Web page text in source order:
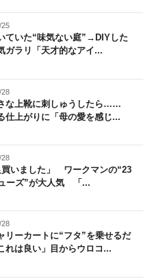
25
ていた“味気ない庭”→DIYした
ラリ「天才的なアイ...
28
な上靴に刺しゅうしたら……
仕上がりに「母の愛を感じ...
28
買いました」 ワークマンの“23
ーズ”が大人気 「...
28
リーカートに“フタ”を乗せるだ
は良い」目からウロコ...